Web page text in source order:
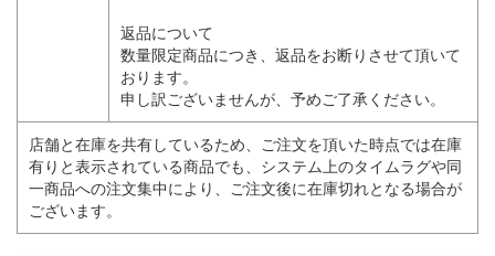
返品について
数量限定商品につき、返品をお断りさせて頂いて
おります。
申し訳ございませんが、予めご了承ください。
店舗と在庫を共有しているため、ご注文を頂いた時点では在庫
有りと表示されている商品でも、システム上のタイムラグや同
一商品への注文集中により、ご注文後に在庫切れとなる場合が
ございます。